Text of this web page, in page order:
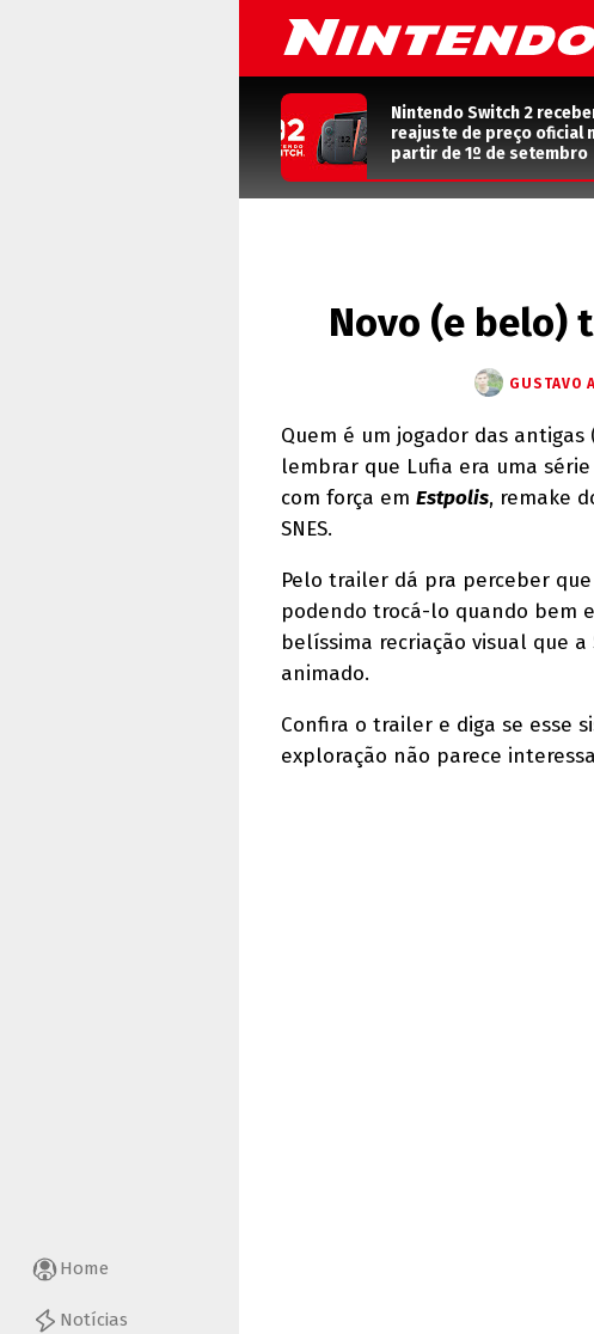
Home
Notícias
Nintendo Switch 2
reajuste de preço oficial
partir de 1º de setembro
Novo (e belo)
GUSTAVO
Quem é um jogador das
lembrar que Lufia era uma
com força em Estpolis, remake
SNES.
Pelo trailer dá pra perceber
podendo trocá-lo quando bem
belíssima recriação visual que
animado.
Confira o trailer e diga se esse
exploração não parece